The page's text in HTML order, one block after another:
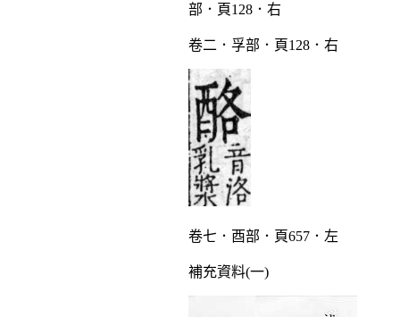
卷二．孚部．頁128．右
卷七．酉部．頁657．左
補充資料(一)